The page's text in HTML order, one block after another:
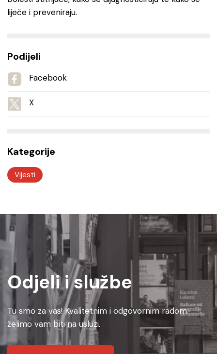
liječe i preveniraju.
Podijeli
Facebook
X
Kategorije
Vijesti
Odjeli i službe
Tu smo za vas! Kvalitetnim i odgovornim radom
želimo vam biti na usluzi.